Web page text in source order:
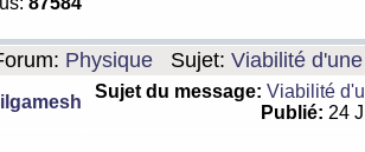
Physique Sujet: Viabilité
Sujet du message: Viabilité
Publié: 24